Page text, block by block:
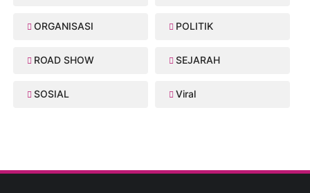
ORGANISASI POLITIK
ROAD SHOW SEJARAH
SOSIAL Viral